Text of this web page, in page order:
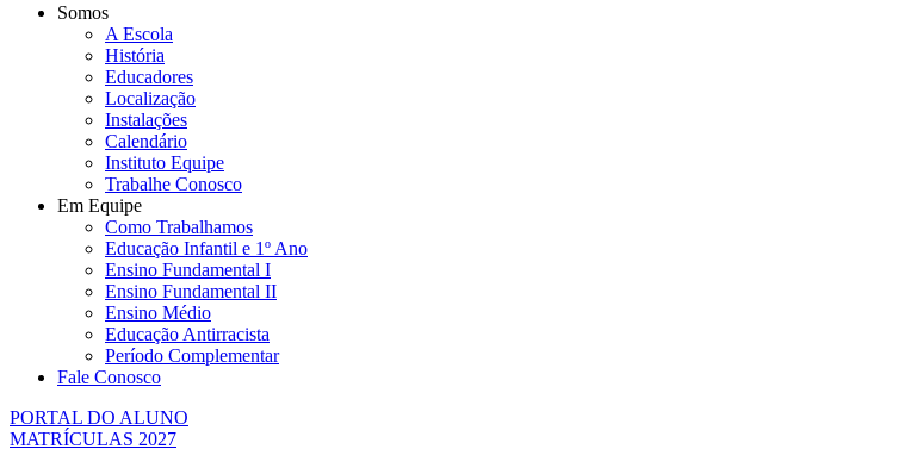
Somos
A Escola
História
Educadores
Localização
Instalações
Calendário
Instituto Equipe
Trabalhe Conosco
Em Equipe
Como Trabalhamos
Educação Infantil e 1º Ano
Ensino Fundamental I
Ensino Fundamental II
Ensino Médio
Educação Antirracista
Período Complementar
Fale Conosco
PORTAL DO ALUNO
MATRÍCULAS 2027